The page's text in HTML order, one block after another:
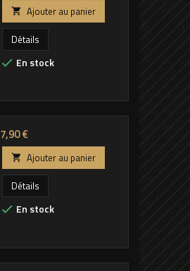

Ajouter au panier
Détails
 En stock
Prix
7,90 €

Ajouter au panier
Détails
 En stock